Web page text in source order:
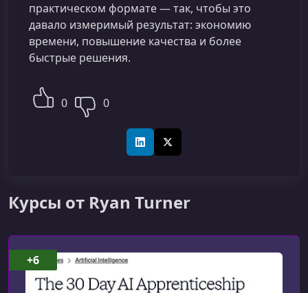
практическом формате — так, чтобы это
давало измеримый результат: экономию
времени, повышение качества и более
быстрые решения.
0 0
LinkedInX (Twitter)
Курсы от Ryan Turner
+6